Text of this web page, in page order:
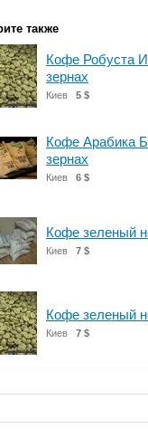
также
Кофе Робуста
зернах
Киев 5 $
Кофе Арабика
зернах
Киев 6 $
Кофе зеленый
Киев 7 $
Кофе зеленый
Киев 7 $